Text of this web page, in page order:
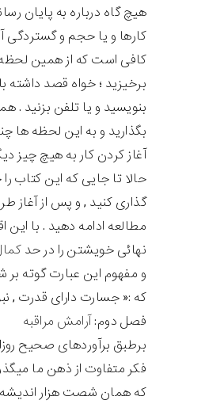
هیچ گاه درباره به پایان
کارها و یا حجم و گستردگی
کافی است که از همین لحظه
برخیزید ؛ خواه قصد داشته
بنویسید و یا تلفن بزنید .
بگذارید و به این لحظه ها
آغاز کردن کار به هیچ چیز
حالا تا جایی که این کتاب
گذاری کنید , و پس از آغاز
مطالعه ادامه دهید . با این
نهائی خویشتن را در حد
و مفهوم این عبارت گوته
که :« جسارت دارای قدرت ,
فصل دوم:آرامش مراقبه
برطبق برآوردهای صحیح
فکر متفاوت از ذهن ما
که همان شصت هزار